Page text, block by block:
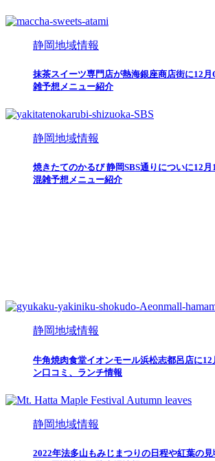
静岡地域情報
抹茶スイーツ専門店が熱海銀座商店街に12
雑予想メニュー紹介
静岡地域情報
焼きたてのかるび 静岡SBS通りについに12
混雑予想メニュー紹介
静岡地域情報
牛角焼肉食堂イオンモール浜松志都呂店に
ン口コミ、ランチ情報
静岡地域情報
2022年法多山もみじまつりの日程や紅葉の